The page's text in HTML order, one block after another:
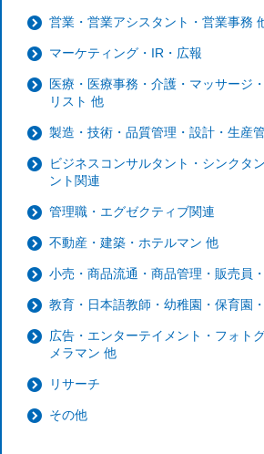
営業・営業アシスタント・営業事務
マーケティング・IR・広報
医療・医療事務・介護・マッサージ
リスト 他
製造・技術・品質管理・設計・生産
ビジネスコンサルタント・シンクタ
ント関連
管理職・エグゼクティブ関連
不動産・建築・ホテルマン 他
小売・商品流通・商品管理・販売員
教育・日本語教師・幼稚園・保育園
広告・エンターテイメント・フォト
メラマン 他
リサーチ
その他